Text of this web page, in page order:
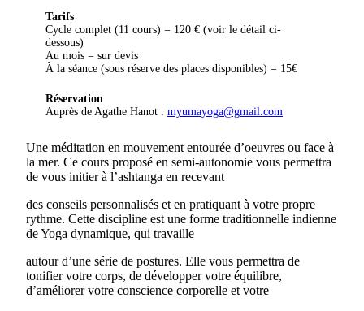
Tarifs
Cycle complet (11 cours) = 120 € (voir le détail ci-
dessous)
Au mois = sur devis
À la séance (sous réserve des places disponibles) = 15€
Réservation
Auprès de Agathe Hanot : myumayoga@gmail.com
Une méditation en mouvement entourée d’oeuvres ou face à
la mer. Ce cours proposé en semi-autonomie vous permettra
de vous initier à l’ashtanga en recevant
des conseils personnalisés et en pratiquant à votre propre
rythme. Cette discipline est une forme traditionnelle indienne
de Yoga dynamique, qui travaille
autour d’une série de postures. Elle vous permettra de
tonifier votre corps, de développer votre équilibre,
d’améliorer votre conscience corporelle et votre